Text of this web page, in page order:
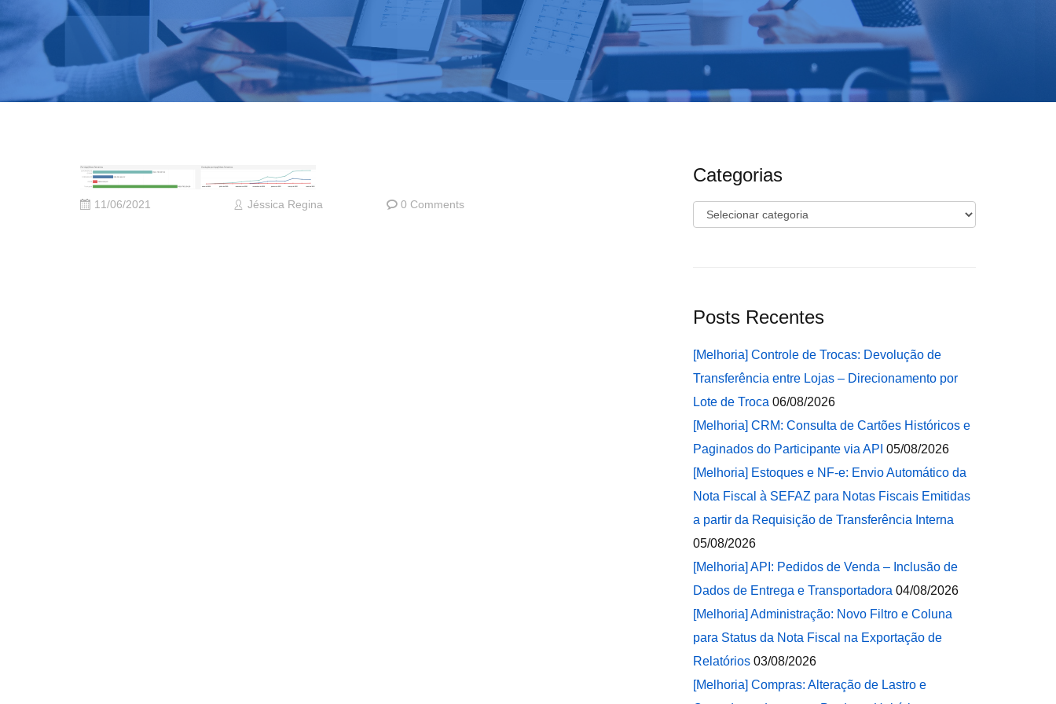
11/06/2021 Jéssica Regina 0 Comments
Categorias
Categorias
Posts Recentes
[Melhoria] Controle de Trocas: Devolução de
Transferência entre Lojas – Direcionamento por
Lote de Troca 06/08/2026
[Melhoria] CRM: Consulta de Cartões Históricos e
Paginados do Participante via API 05/08/2026
[Melhoria] Estoques e NF-e: Envio Automático da
Nota Fiscal à SEFAZ para Notas Fiscais Emitidas
a partir da Requisição de Transferência Interna
05/08/2026
[Melhoria] API: Pedidos de Venda – Inclusão de
Dados de Entrega e Transportadora 04/08/2026
[Melhoria] Administração: Novo Filtro e Coluna
para Status da Nota Fiscal na Exportação de
Relatórios 03/08/2026
[Melhoria] Compras: Alteração de Lastro e